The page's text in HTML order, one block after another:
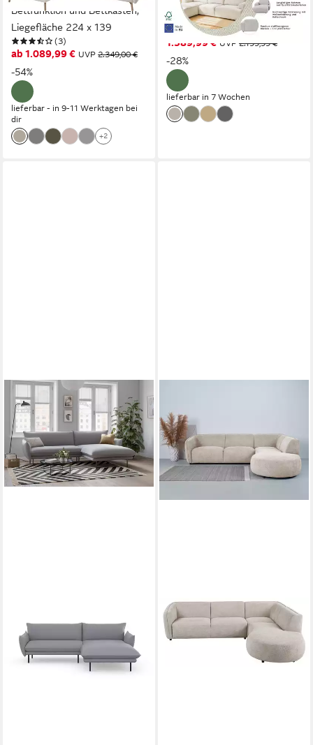
Bettfunktion und Bettkasten,
Liegefläche 224 x 139
(3)
ab 1.089,99 € UVP 2.349,00 €
-54%
lieferbar - in 9-11 Werktagen bei
dir
+2
Chenille-Stoff, mit
Wellenunterfederung
1.589,99 € UVP 2.199,99 €
-28%
lieferbar in 7 Wochen